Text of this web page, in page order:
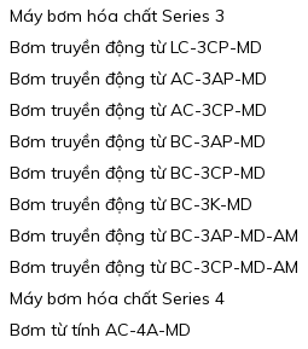
Máy bơm hóa chất Series 3
Bơm truyền động từ LC-3CP-MD
Bơm truyền động từ AC-3AP-MD
Bơm truyền động từ AC-3CP-MD
Bơm truyền động từ BC-3AP-MD
Bơm truyền động từ BC-3CP-MD
Bơm truyền động từ BC-3K-MD
Bơm truyền động từ BC-3AP-MD-AM
Bơm truyền động từ BC-3CP-MD-AM
Máy bơm hóa chất Series 4
Bơm từ tính AC-4A-MD